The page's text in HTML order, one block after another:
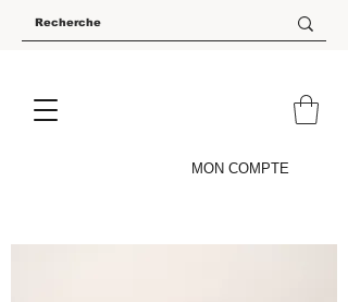
MON COMPTE